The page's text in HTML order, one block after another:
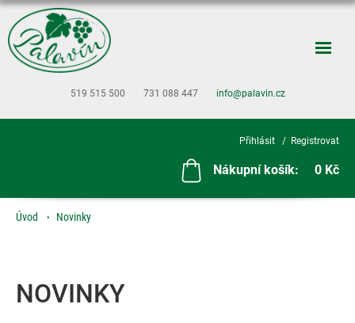
519 515 500 731 088 447 info@palavin.cz
Přihlásit Registrovat
Nákupní košík: 0 Kč
Úvod Novinky
NOVINKY